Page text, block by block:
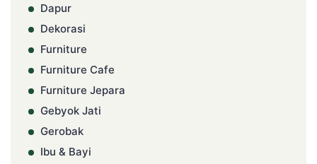
Dapur
Dekorasi
Furniture
Furniture Cafe
Furniture Jepara
Gebyok Jati
Gerobak
Ibu & Bayi